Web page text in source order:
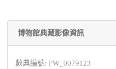
博物館典藏影像資訊
數典編號: FW_0079123